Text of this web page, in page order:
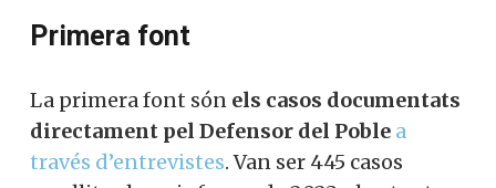
Primera font
La primera font són els casos documentats
directament pel Defensor del Poble a
través d’entrevistes. Van ser 445 casos